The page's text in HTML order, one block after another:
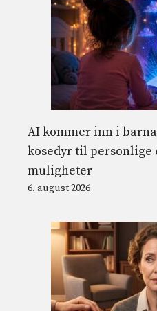
AI kommer inn i
kosedyr til personlige
muligheter
6. august 2026